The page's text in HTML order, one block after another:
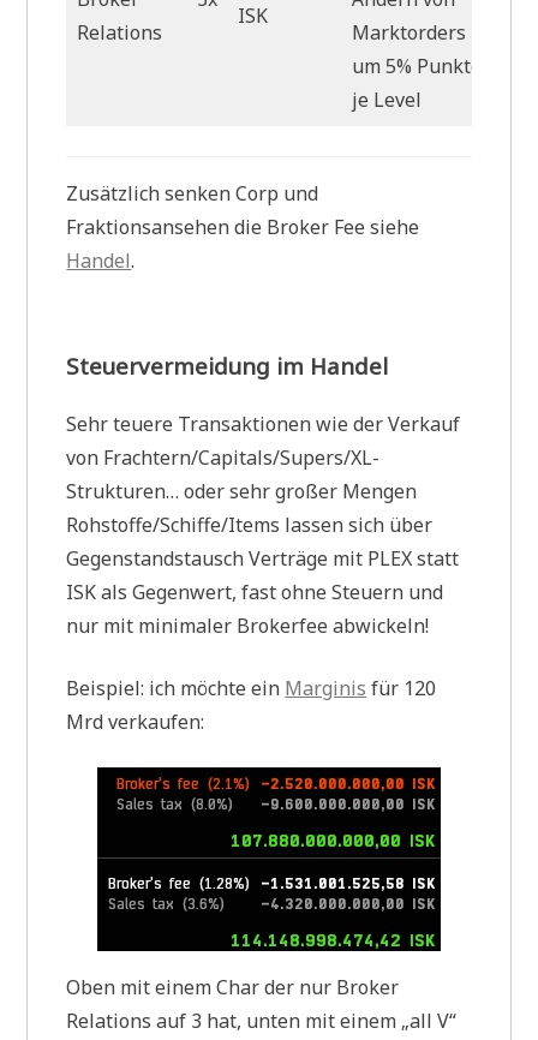
Relations
ISK
Marktorders
um 5% Punkte
je Level
Zusätzlich senken Corp und
Fraktionsansehen die Broker Fee siehe
Handel.
Steuervermeidung im Handel
Sehr teuere Transaktionen wie der Verkauf
von Frachtern/Capitals/Supers/XL-
Strukturen… oder sehr großer Mengen
Rohstoffe/Schiffe/Items lassen sich über
Gegenstandstausch Verträge mit PLEX statt
ISK als Gegenwert, fast ohne Steuern und
nur mit minimaler Brokerfee abwickeln!
Beispiel: ich möchte ein Marginis für 120
Mrd verkaufen:
Oben mit einem Char der nur Broker
Relations auf 3 hat, unten mit einem „all V“